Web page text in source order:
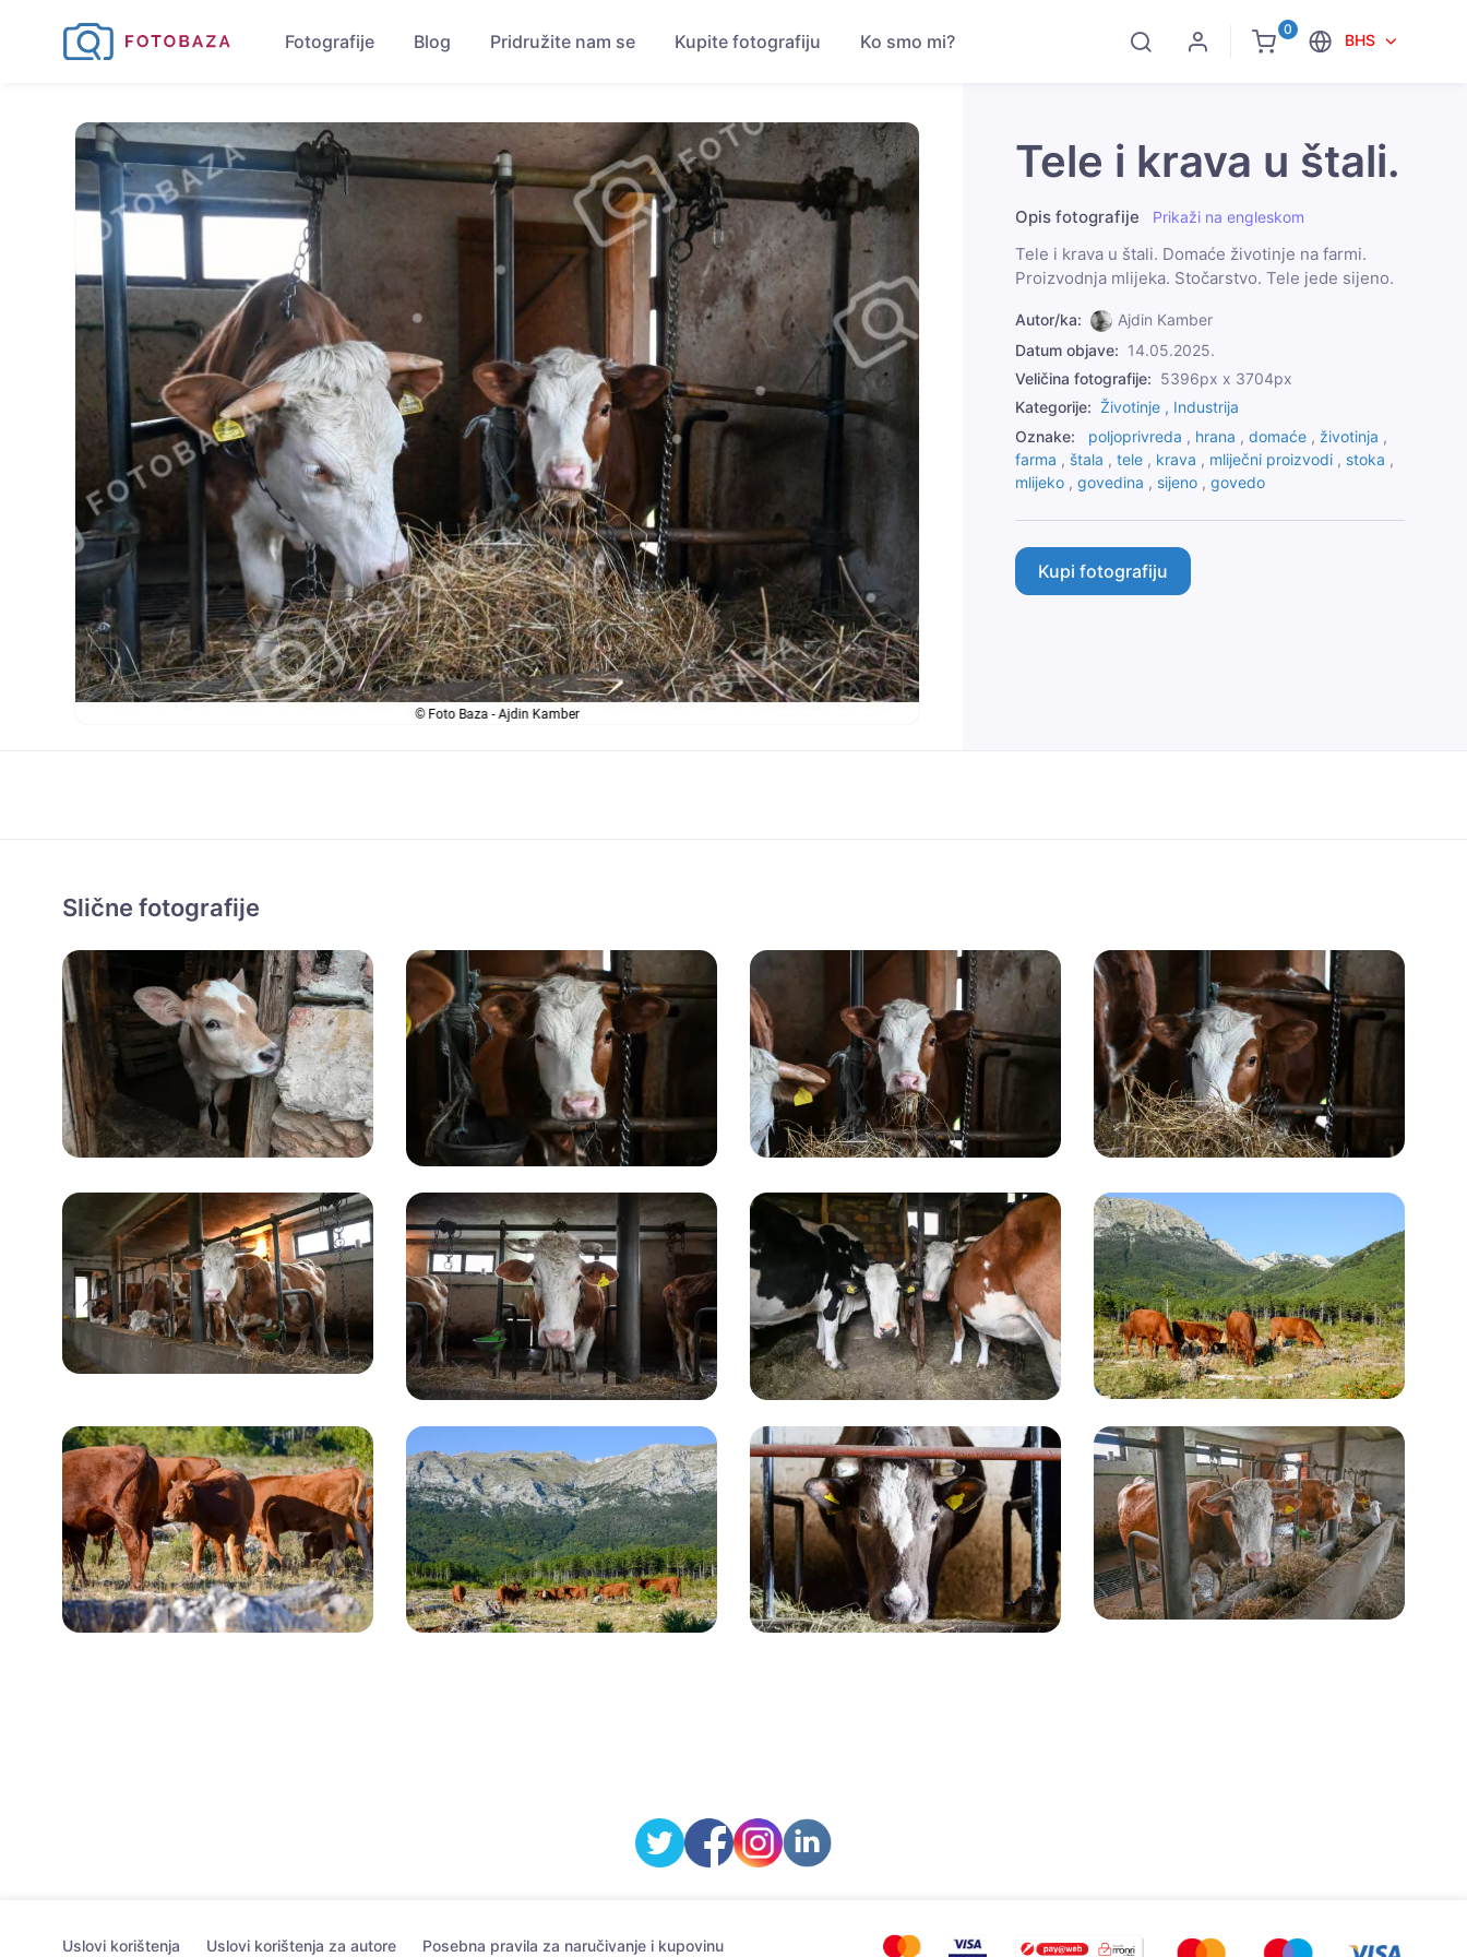
0
BHS
Fotografije Blog Pridružite nam se Kupite fotografiju Ko smo mi?
Tele i krava u štali.
Opis fotografije Prikaži na engleskom
Tele i krava u štali. Domaće životinje na farmi.
Proizvodnja mlijeka. Stočarstvo. Tele jede sijeno.
Autor/ka:
Ajdin Kamber
Datum objave: 14.05.2025.
Veličina fotografije: 5396px x 3704px
Kategorije: Životinje , Industrija
Oznake:
poljoprivreda , hrana , domaće , životinja ,
farma , štala , tele , krava , mliječni proizvodi , stoka ,
mlijeko , govedina , sijeno , govedo
Kupi fotografiju
Slične fotografije
Uslovi korištenja Uslovi korištenja za autore Posebna pravila za naručivanje i kupovinu